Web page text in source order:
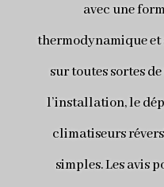
avec une
thermodynamique
sur toutes sortes
l’installation, le
climatiseurs
simples. Les avis